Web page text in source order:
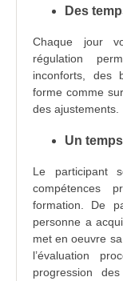
Des
Chaque jour
régulation
inconforts, des
forme comme
des ajustements.
Un
Le participant
compétences
formation. De
personne a
met en oeuvre
l’évaluation
progression